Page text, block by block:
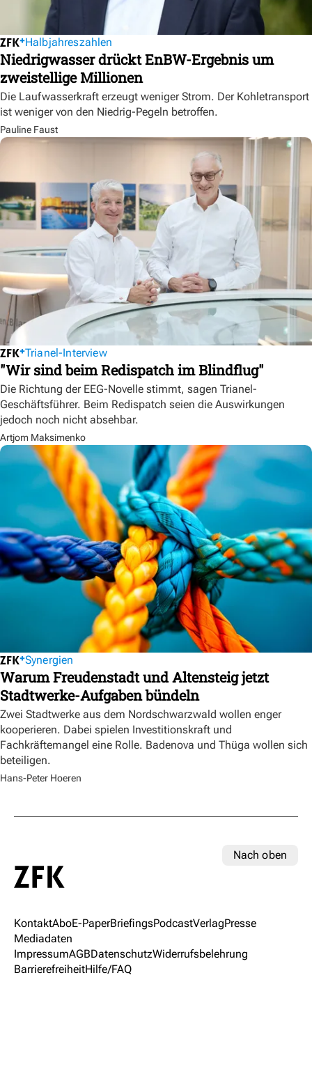
Halbjahreszahlen
Niedrigwasser drückt EnBW-Ergebnis um
zweistellige Millionen
Die Laufwasserkraft erzeugt weniger Strom. Der Kohletransport
ist weniger von den Niedrig-Pegeln betroffen.
Pauline Faust
Trianel-Interview
"Wir sind beim Redispatch im Blindflug"
Die Richtung der EEG-Novelle stimmt, sagen Trianel-
Geschäftsführer. Beim Redispatch seien die Auswirkungen
jedoch noch nicht absehbar.
Artjom Maksimenko
Synergien
Warum Freudenstadt und Altensteig jetzt
Stadtwerke-Aufgaben bündeln
Zwei Stadtwerke aus dem Nordschwarzwald wollen enger
kooperieren. Dabei spielen Investitionskraft und
Fachkräftemangel eine Rolle. Badenova und Thüga wollen sich
beteiligen.
Hans-Peter Hoeren
Nach oben
KontaktAboE-PaperBriefingsPodcastVerlagPresse
Mediadaten
ImpressumAGBDatenschutzWiderrufsbelehrung
BarrierefreiheitHilfe/FAQ